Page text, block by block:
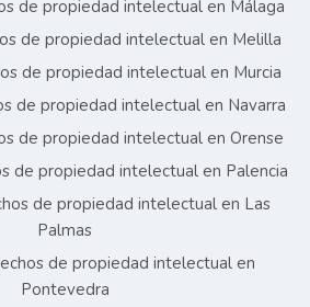
de propiedad intelectual en Málaga
de propiedad intelectual en Melilla
de propiedad intelectual en Murcia
de propiedad intelectual en Navarra
de propiedad intelectual en Orense
de propiedad intelectual en Palencia
de propiedad intelectual en Las
Palmas
de propiedad intelectual en
Pontevedra